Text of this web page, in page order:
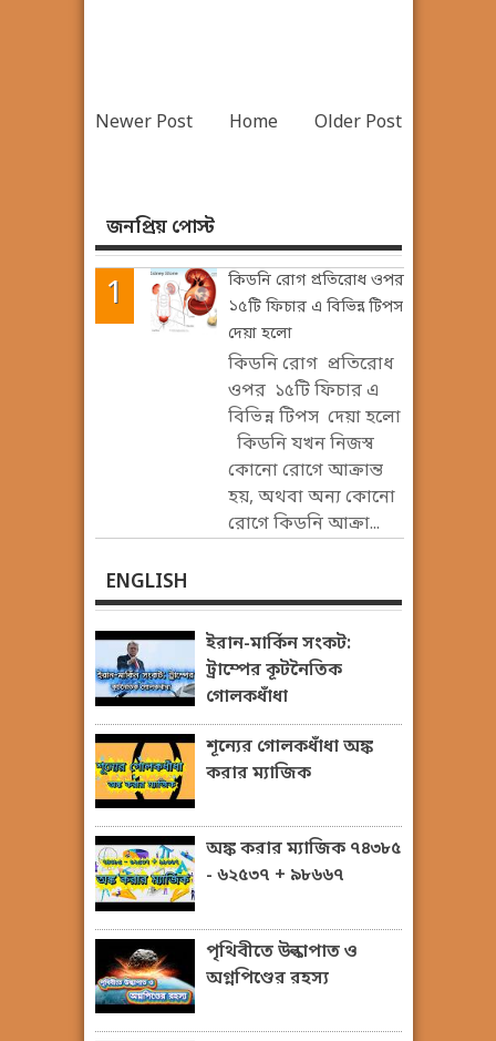
Newer Post Older Post
Home
জনপ্রিয় পোস্ট
কিডনি রোগ প্রতিরোধ ওপর
১৫টি ফিচার এ বিভিন্ন টিপস
দেয়া হলো
কিডনি রোগ প্রতিরোধ
ওপর ১৫টি ফিচার এ
বিভিন্ন টিপস দেয়া হলো
কিডনি যখন নিজস্ব
কোনো রোগে আক্রান্ত
হয়, অথবা অন্য কোনো
রোগে কিডনি আক্রা...
ENGLISH
ইরান-মার্কিন সংকট:
ট্রাম্পের কূটনৈতিক
গোলকধাঁধা
শূন্যের গোলকধাঁধা অঙ্ক
করার ম্যাজিক
অঙ্ক করার ম্যাজিক ৭৪৩৮৫
- ৬২৫৩৭ + ৯৮৬৬৭
পৃথিবীতে উল্কাপাত ও
অগ্নপিণ্ডের রহস্য